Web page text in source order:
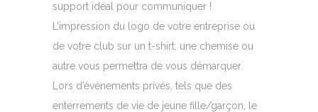
support idéal pour communiquer !
L’impression du logo de votre entreprise ou
de votre club sur un t-shirt, une chemise ou
autre vous permettra de vous démarquer.
Lors d’événements privés, tels que des
enterrements de vie de jeune fille/garçon, le